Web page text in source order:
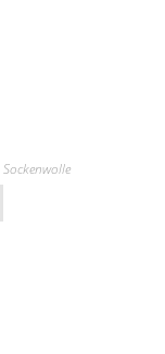
Sockenwolle